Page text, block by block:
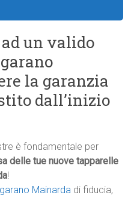
un valido
la garanzia
dall’inizio
è fondamentale per
delle tue nuove tapparelle
!
Mainarda di fiducia,